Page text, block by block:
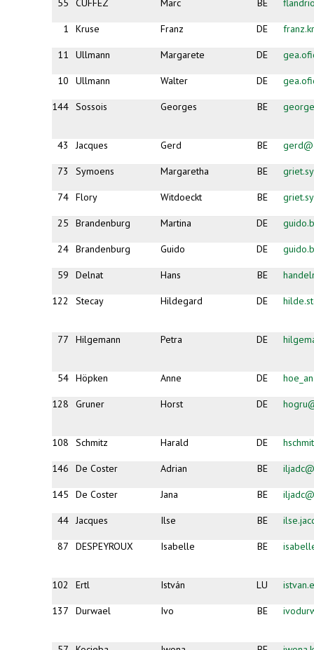
55 CUFFEZ Marc BE
1 Kruse Franz DE
11 Ullmann Margarete DE
10 Ullmann Walter DE
144 Sossois Georges BE
43 Jacques Gerd BE
73 Symoens Margaretha BE
74 Flory Witdoeckt BE
25 Brandenburg Martina DE
24 Brandenburg Guido DE
59 Delnat Hans BE
122 Stecay Hildegard DE
77 Hilgemann Petra DE
54 Höpken Anne DE
128 Gruner Horst DE
108 Schmitz Harald DE
146 De Coster Adrian BE
145 De Coster Jana BE
44 Jacques Ilse BE
87 DESPEYROUX Isabelle BE
102 Ertl István LU
137 Durwael Ivo BE